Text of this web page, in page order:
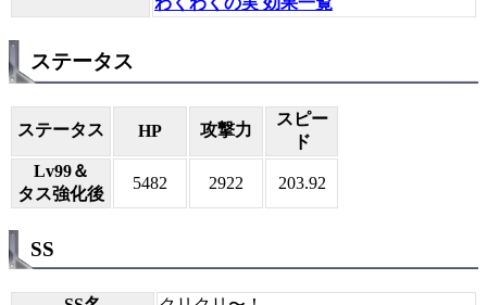
ステータス
ステータス HP 攻撃力
スピー
ド
Lv99＆
タス強化後
5482 2922 203.92
SS